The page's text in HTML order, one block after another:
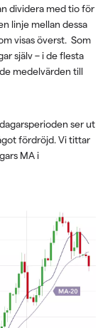
dividera med tio för
linje mellan dessa
visas överst. Som
själv – i de flesta
medelvärden till
ser ut
fördröjd. Vi tittar
MA i